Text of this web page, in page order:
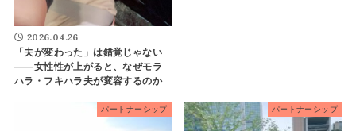
2026.04.26
「夫が変わった」は錯覚じゃない
——女性性が上がると、なぜモラ
ハラ・フキハラ夫が変容するのか
パートナーシップ パートナーシップ